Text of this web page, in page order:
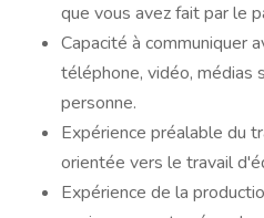
que vous avez fait par le
Capacité à communiquer
téléphone, vidéo, médias
personne.
Expérience préalable du
orientée vers le travail
Expérience de la